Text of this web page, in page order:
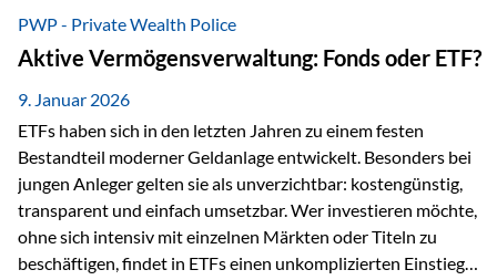
Inflationsrobustheit und Stabilisierung – eingebettet in eine
liechtensteinische Versicherungsstruktur. Die
Sicherheitsarchitektur: Liechtenstein als Strukturprinzip Die
Private Wealth Police positioniert sich mit einer dreistufigen
Sicherheitsarchitektur, die auf mehreren Ebenen ansetzt:
Stufe 1: Versicherer-Ebene • Versicherung mit…
PWP - Private Wealth Police
Aktive Vermögensverwaltung: Fonds oder ETF?
9. Januar 2026
ETFs haben sich in den letzten Jahren zu einem festen
Bestandteil moderner Geldanlage entwickelt. Besonders bei
jungen Anleger gelten sie als unverzichtbar: kostengünstig,
transparent und einfach umsetzbar. Wer investieren möchte,
ohne sich intensiv mit einzelnen Märkten oder Titeln zu
beschäftigen, findet in ETFs einen unkomplizierten Einstieg